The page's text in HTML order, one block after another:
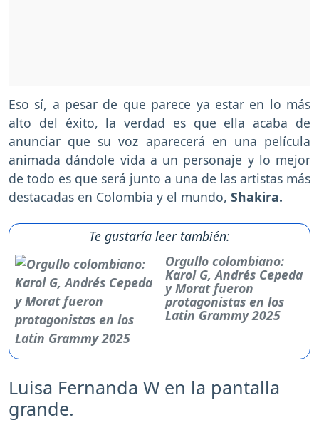
Eso sí, a pesar de que parece ya estar en lo más
alto del éxito, la verdad es que ella acaba de
anunciar que su voz aparecerá en una película
animada dándole vida a un personaje y lo mejor
de todo es que será junto a una de las artistas más
destacadas en Colombia y el mundo, Shakira.
Te gustaría leer también:
Orgullo colombiano:
Karol G, Andrés Cepeda
y Morat fueron
protagonistas en los
Latin Grammy 2025
Luisa Fernanda W en la pantalla
grande.